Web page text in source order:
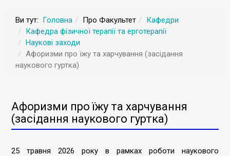
Ви тут: Головна Про Факультет
Кафедри
Кафедра фізичної терапії та ерготерапії
Наукові заходи
Афоризми про їжу та харчування (засідання
наукового гуртка)
Афоризми про їжу та харчування
(засідання наукового гуртка)
25 травня 2026 року в рамках роботи наукового